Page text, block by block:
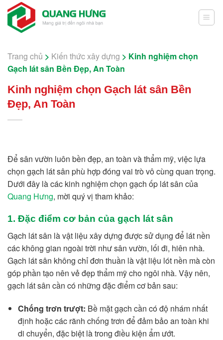
Skip
content
Trang chủ > Kiến thức xây dựng > Kinh nghiệm chọn
Gạch lát sân Bền Đẹp, An Toàn
Kinh nghiệm chọn Gạch lát sân Bền
Đẹp, An Toàn
Để sân vườn luôn bền đẹp, an toàn và thẩm mỹ, việc lựa
chọn gạch lát sân phù hợp đóng vai trò vô cùng quan trọng.
Dưới đây là các kinh nghiệm chọn gạch ốp lát sân của
Quang Hưng, mời quý vị tham khảo:
1. Đặc điểm cơ bản của gạch lát sân
Gạch lát sân là vật liệu xây dựng được sử dụng để lát nền
các không gian ngoài trời như sân vườn, lối đi, hiên nhà.
Gạch lát sân không chỉ đơn thuần là vật liệu lót nền mà còn
góp phần tạo nên vẻ đẹp thẩm mỹ cho ngôi nhà. Vậy nên,
gạch lát sân cần có những đặc điểm cơ bản sau:
Chống trơn trượt: Bề mặt gạch cần có độ nhám nhất
định hoặc các rãnh chống trơn để đảm bảo an toàn khi
di chuyển, đặc biệt là trong điều kiện ẩm ướt.